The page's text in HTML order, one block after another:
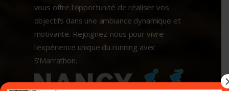
vous offre l'opportunité de réaliser vos
objectifs dans une ambiance dynamique et
motivante. Rejoignez-nous pour vivre
l'expérience unique du running avec
S'Marrathon.